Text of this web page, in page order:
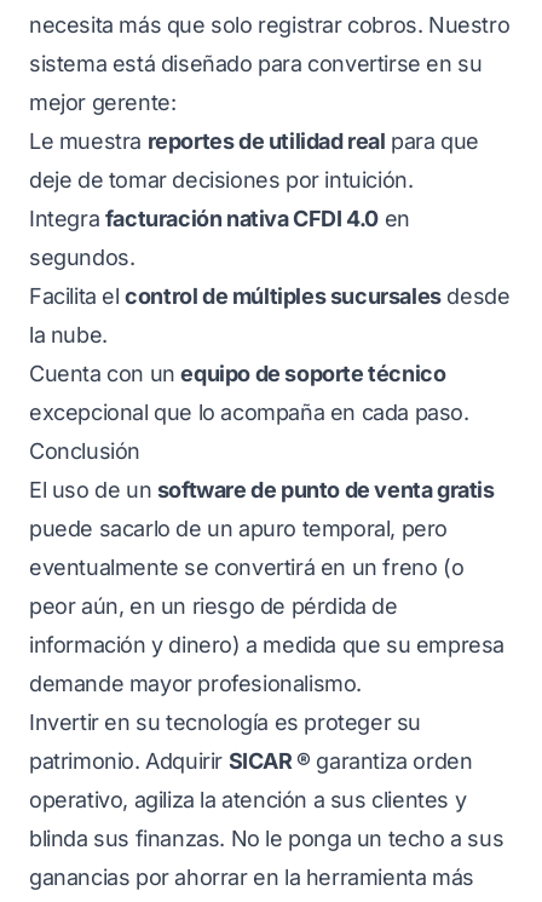
necesita más que solo registrar cobros. Nuestro
sistema está diseñado para convertirse en su
mejor gerente:
Le muestra reportes de utilidad real para que
deje de tomar decisiones por intuición.
Integra facturación nativa CFDI 4.0 en
segundos.
Facilita elcontrol de múltiples sucursalesdesde
la nube.
Cuenta con unequipo de soporte técnico
excepcional que lo acompaña en cada paso.
Conclusión
El uso de un software de punto de venta gratis
puede sacarlo de un apuro temporal, pero
eventualmente se convertirá en un freno (o
peor aún, en un riesgo de pérdida de
información y dinero) a medida que su empresa
demande mayor profesionalismo.
Invertir en su tecnología es proteger su
patrimonio. Adquirir SICAR ® garantiza orden
operativo, agiliza la atención a sus clientes y
blinda sus finanzas. No le ponga un techo a sus
ganancias por ahorrar en la herramienta más